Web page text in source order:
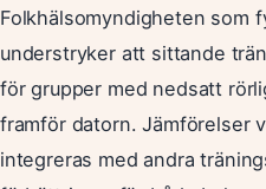
Folkhälsomyndigheten som
understryker att sittande
för grupper med nedsatt
framför datorn. Jämförelser
integreras med andra